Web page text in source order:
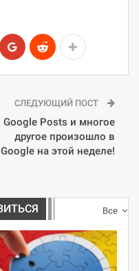
СЛЕДУЮЩИЙ ПОСТ
Google Posts и многое
другое произошло в
Google на этой неделе!
Все